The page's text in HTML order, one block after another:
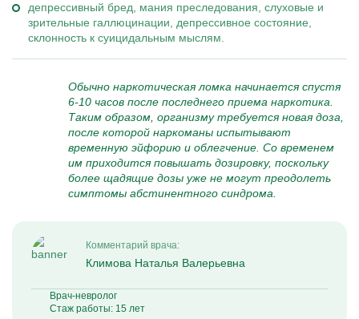
депрессивный бред, мания преследования, слуховые и
зрительные галлюцинации, депрессивное состояние,
склонность к суицидальным мыслям.
Обычно наркотическая ломка начинается спустя
6-10 часов после последнего приема наркотика.
Таким образом, организму требуется новая доза,
после которой наркоманы испытывают
временную эйфорию и облегчение. Со временем
им приходится повышать дозировку, поскольку
более щадящие дозы уже не могут преодолеть
симптомы абстинентного синдрома.
Комментарий врача:
Климова Наталья Валерьевна
Врач-невролог
Стаж работы: 15 лет